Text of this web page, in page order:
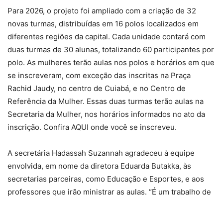
Para 2026, o projeto foi ampliado com a criação de 32
novas turmas, distribuídas em 16 polos localizados em
diferentes regiões da capital. Cada unidade contará com
duas turmas de 30 alunas, totalizando 60 participantes por
polo. As mulheres terão aulas nos polos e horários em que
se inscreveram, com exceção das inscritas na Praça
Rachid Jaudy, no centro de Cuiabá, e no Centro de
Referência da Mulher. Essas duas turmas terão aulas na
Secretaria da Mulher, nos horários informados no ato da
inscrição. Confira AQUI onde você se inscreveu.
A secretária Hadassah Suzannah agradeceu à equipe
envolvida, em nome da diretora Eduarda Butakka, às
secretarias parceiras, como Educação e Esportes, e aos
professores que irão ministrar as aulas. “É um trabalho de